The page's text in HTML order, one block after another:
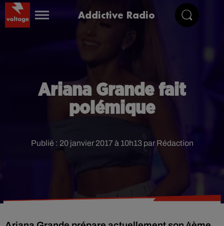
Addictive Radio
Ariana Grande fait
polémique
Publié : 20 janvier 2017 à 10h13 par Rédaction